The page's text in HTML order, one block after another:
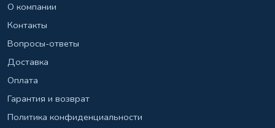
О компании
Контакты
Вопросы-ответы
Доставка
Оплата
Гарантия и возврат
Политика конфиденциальности